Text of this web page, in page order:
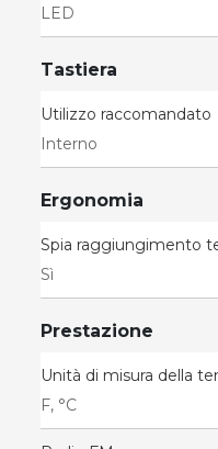
LED
Tastiera
Utilizzo raccomandato
Interno
Ergonomia
Spia raggiungimento
Sì
Prestazione
Unità di misura della
F, °C